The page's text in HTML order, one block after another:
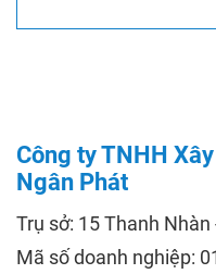
Công ty TNHH
Ngân Phát
Trụ sở: 15 Thanh Nhàn
Mã số doanh nghiệp: